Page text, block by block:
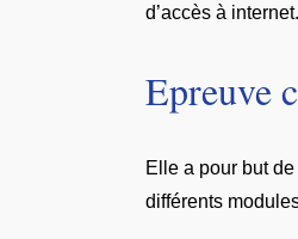
d’accès à internet.
Epreuve
Elle a pour but
différents